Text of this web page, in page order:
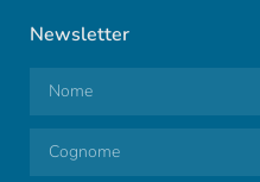
Newsletter